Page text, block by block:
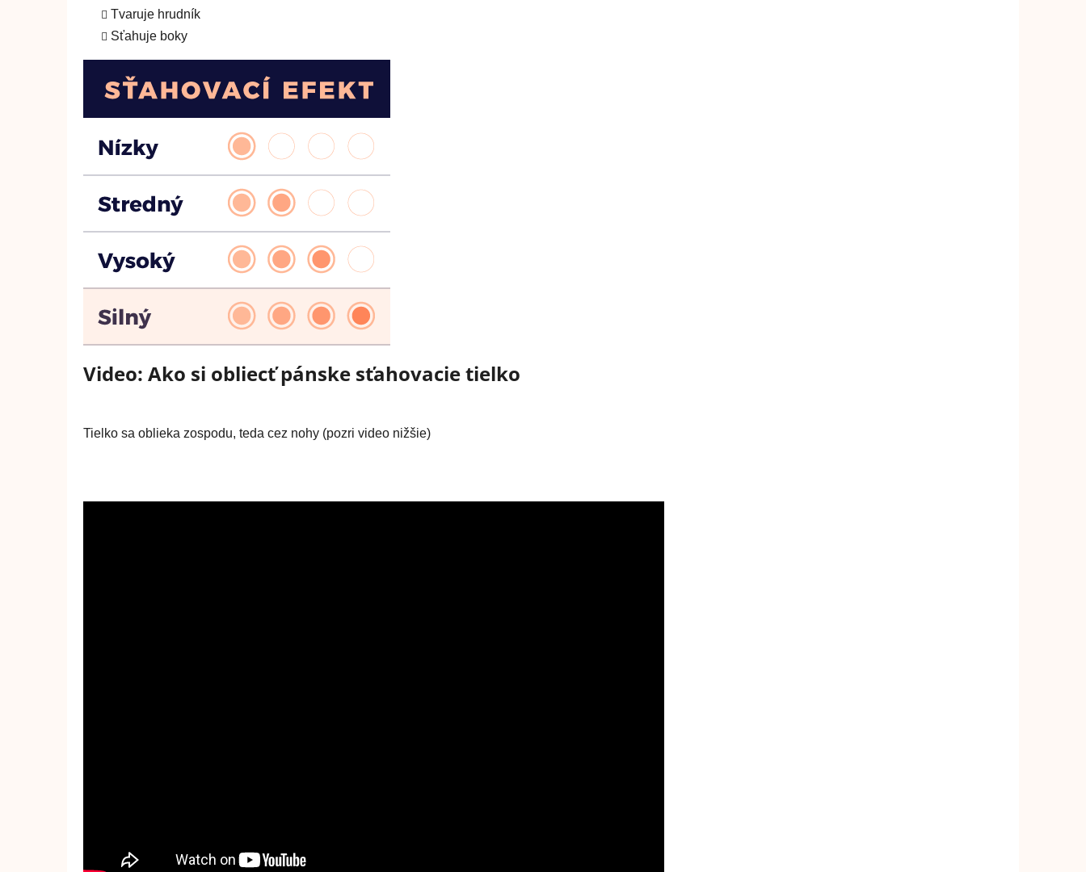
Tvaruje hrudník
Sťahuje boky
Video: Ako si obliecť pánske sťahovacie tielko
Tielko sa oblieka zospodu, teda cez nohy (pozri video nižšie)